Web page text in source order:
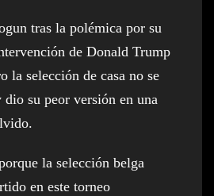
tras la polémica por su
de Donald Trump
la selección de casa no se
dio su peor versión en una
la selección belga
en este torneo